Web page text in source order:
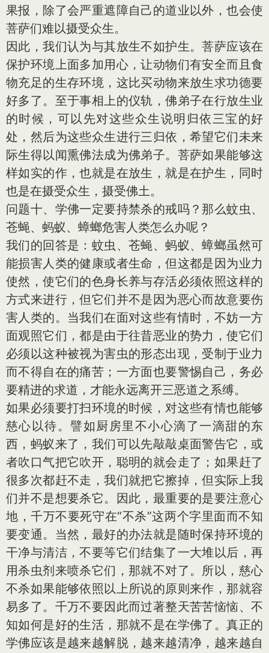
果报，除了会严重遮障自己的道业以外，也会使
菩萨们难以摄受众生。
因此，我们认为与其放生不如护生。菩萨应该在
保护环境上面多加用心，让动物们有安全而且食
物充足的生存环境，这比买动物来放生求功德要
好多了。至于事相上的仪轨，佛弟子在行放生业
的时候，可以先对这些众生说明归依三宝的好
处，然后为这些众生进行三归依，希望它们未来
际生得以闻熏佛法成为佛弟子。菩萨如果能够这
样如实的作，也就是在放生，就是在护生，同时
也是在摄受众生，摄受佛土。
问题十、学佛一定要持禁杀的戒吗？那么蚊虫、
苍蝇、蚂蚁、蟑螂危害人类怎么办呢？
我们的回答是：蚊虫、苍蝇、蚂蚁、蟑螂虽然可
能损害人类的健康或者生命，但这都是因为业力
使然，使它们的色身长养与存活必须依照这样的
方式来进行，但它们并不是因为恶心而故意要伤
害人类的。当我们在面对这些有情时，不妨一方
面观照它们，都是由于往昔恶业的势力，使它们
必须以这种被视为害虫的形态出现，受制于业力
而不得自在的痛苦；一方面也要警惕自己，务必
要精进的求道，才能永远离开三恶道之系缚。
如果必须要打扫环境的时候，对这些有情也能够
慈心以待。譬如厨房里不小心滴了一滴甜的东
西，蚂蚁来了，我们可以先敲敲桌面警告它，或
者吹口气把它吹开，聪明的就会走了；如果赶了
很多次都赶不走，我们就把它擦掉，但实际上我
们并不是想要杀它。因此，最重要的是要注意心
地，千万不要死守在“不杀”这两个字里面而不知
要变通。当然，最好的办法就是随时保持环境的
干净与清洁，不要等它们结集了一大堆以后，再
用杀虫剂来喷杀它们，那就不对了。所以，慈心
不杀如果能够依照以上所说的原则来作，那就容
易多了。千万不要因此而过著整天苦苦恼恼、不
知如何是好的生活，那就不是在学佛了。真正的
学佛应该是越来越解脱，越来越清净，越来越自